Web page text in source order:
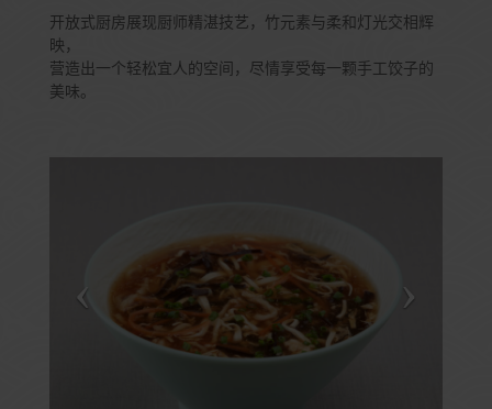
开放式厨房展现厨师精湛技艺，竹元素与柔和灯光交相辉
映，
营造出一个轻松宜人的空间，尽情享受每一颗手工饺子的
美味。